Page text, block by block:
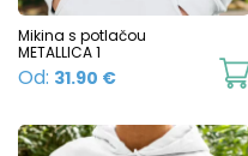
Mikina s potlačou
METALLICA 1
Od: 31.90 €